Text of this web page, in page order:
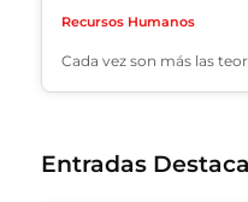
Recursos Humanos
Cada vez son más las
Entradas